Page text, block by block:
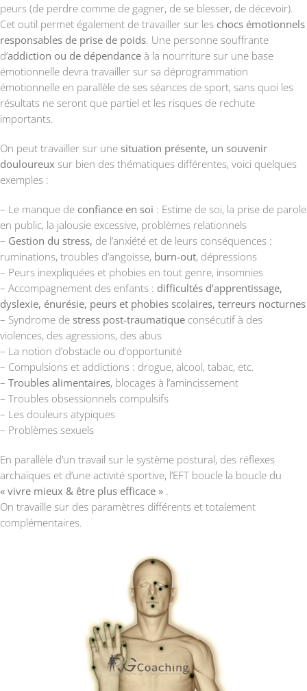
peurs (de perdre comme de gagner, de se blesser, de décevoir).
Cet outil permet également de travailler sur les chocs émotionnels
responsables de prise de poids. Une personne souffrante
d’addiction ou de dépendance à la nourriture sur une base
émotionnelle devra travailler sur sa déprogrammation
émotionnelle en parallèle de ses séances de sport, sans quoi les
résultats ne seront que partiel et les risques de rechute
importants.
On peut travailler sur une situation présente, un souvenir
douloureux sur bien des thématiques différentes, voici quelques
exemples :
– Le manque de confiance en soi : Estime de soi, la prise de parole
en public, la jalousie excessive, problèmes relationnels
– Gestion du stress, de l’anxiété et de leurs conséquences :
ruminations, troubles d’angoisse, burn-out, dépressions
– Peurs inexpliquées et phobies en tout genre, insomnies
– Accompagnement des enfants : difficultés d’apprentissage,
dyslexie, énurésie, peurs et phobies scolaires, terreurs nocturnes
– Syndrome de stress post-traumatique consécutif à des
violences, des agressions, des abus
– La notion d’obstacle ou d’opportunité
– Compulsions et addictions : drogue, alcool, tabac, etc.
– Troubles alimentaires, blocages à l’amincissement
– Troubles obsessionnels compulsifs
– Les douleurs atypiques
– Problèmes sexuels
En parallèle d’un travail sur le système postural, des réflexes
archaïques et d’une activité sportive, l’EFT boucle la boucle du
« vivre mieux & être plus efficace » .
On travaille sur des paramètres différents et totalement
complémentaires.